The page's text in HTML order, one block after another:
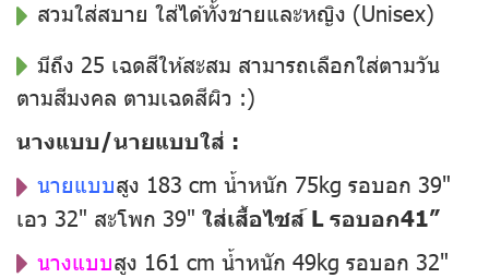
สวมใส่สบาย ใส่ได้ทั้งชายและหญิง (Unisex)
มีถึง 25 เฉดสีให้สะสม สามารถเลือกใส่ตามวัน
ตามสีมงคล ตามเฉดสีผิว :)
นางแบบ/นายแบบใส่ :
นายแบบสูง 183 cm น้ำหนัก 75kg รอบอก 39"
เอว 32" สะโพก 39" ใส่เสื้อไซส์ L รอบอก41”
นางแบบสูง 161 cm น้ำหนัก 49kg รอบอก 32"